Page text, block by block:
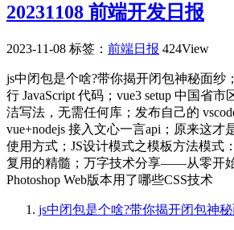
20231108 前端开发日报
2023-11-08 标签： 前端日报 424View
js中闭包是个啥?带你揭开闭包神秘面纱
行 JavaScript 代码；vue3 setup 中国省
洁写法，无需任何库；发布自己的
vue+nodejs 接入文心一言api；原来这才
使用方式；JS设计模式之模板方法模式
复用的精髓；万字技术分享——从零开
Photoshop Web版本用了哪些CSS技术
js中闭包是个啥?带你揭开闭包神